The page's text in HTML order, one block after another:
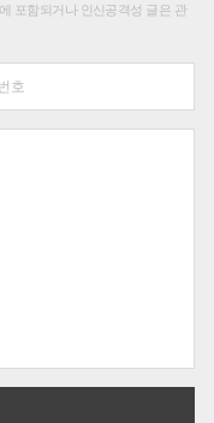
포함되거나 인신공격성 글은 관